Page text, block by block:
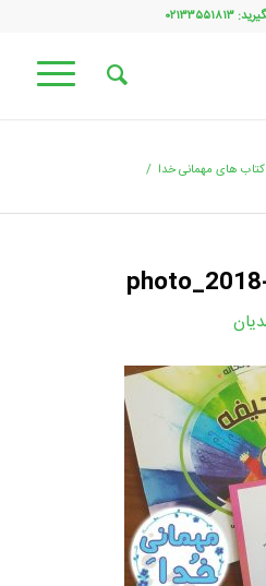
های مهمانی خدا /